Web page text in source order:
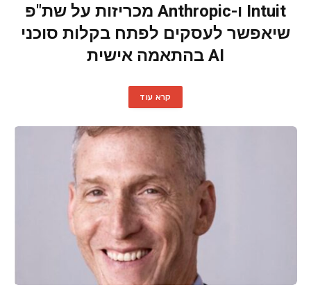
Intuit ו-Anthropic מכריזות על שת"פ
שיאפשר לעסקים לפתח בקלות סוכני
AI בהתאמה אישית
קרא עוד